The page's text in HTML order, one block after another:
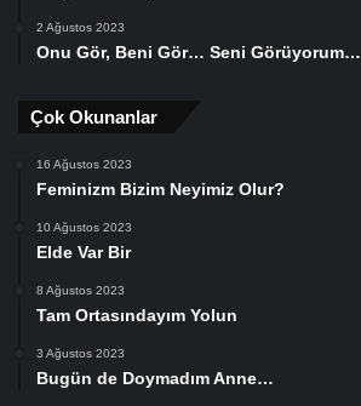
2 Ağustos 2023
Onu Gör, Beni Gör… Seni Görüyorum…
Çok Okunanlar
16 Ağustos 2023
Feminizm Bizim Neyimiz Olur?
10 Ağustos 2023
Elde Var Bir
8 Ağustos 2023
Tam Ortasındayım Yolun
3 Ağustos 2023
Bugün de Doymadım Anne…